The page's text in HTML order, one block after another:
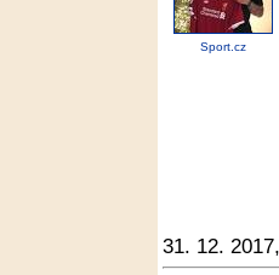
Sport.cz
31. 12.